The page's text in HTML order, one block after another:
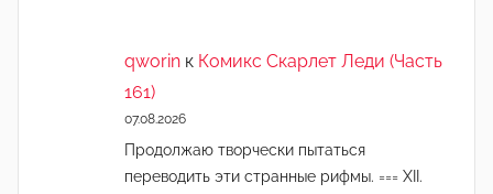
qworin к Комикс Скарлет Леди (Часть
161)
07.08.2026
Продолжаю творчески пытаться
переводить эти странные рифмы. === XII.